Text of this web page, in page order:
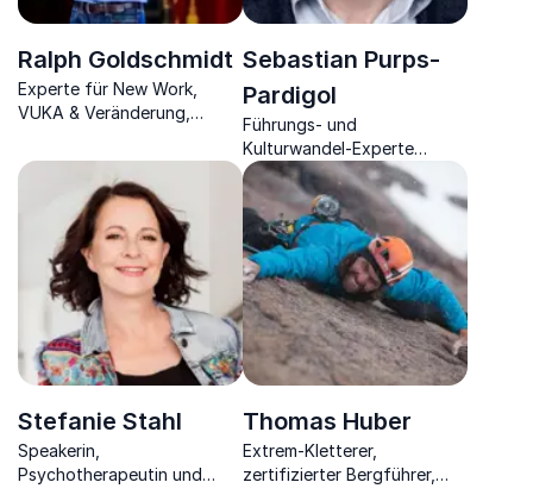
Ralph Goldschmidt
Experte für New Work,
VUKA & Veränderung,
Arbeitswelt &
Zukunftsfähigkeit von
Unternehmen
Sebastian Purps-
Pardigol
Führungs- und
Kulturwandel-Experte
kombiniert Hirnforschung
mit Managementwissen
Stefanie Stahl
Speakerin,
Psychotherapeutin und
Thomas Huber
Extrem-Kletterer,
zertifizierter Bergführer,